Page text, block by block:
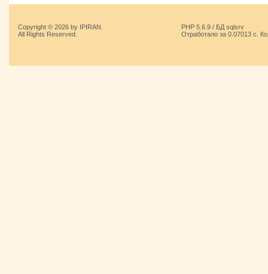
Copyright © 2026 by IPIRAN.
All Rights Reserved.
PHP 5.6.9 / БД sqlsrv
Отработало за 0.07013 с.